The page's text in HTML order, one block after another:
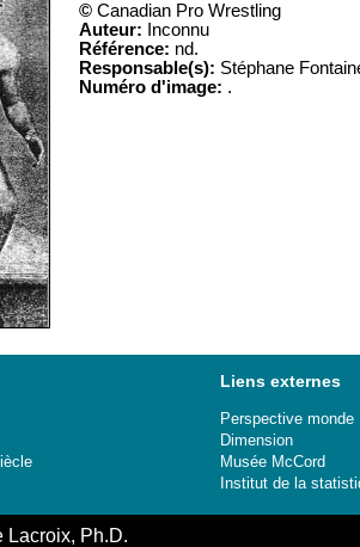
© Canadian Pro Wrestling
Auteur: Inconnu
Référence: nd.
Responsable(s): Stéphane
Numéro d'image: .
Liens externes
Perspective monde
Dimension
Musée McCord
Institut de la
Lacroix, Ph.D.